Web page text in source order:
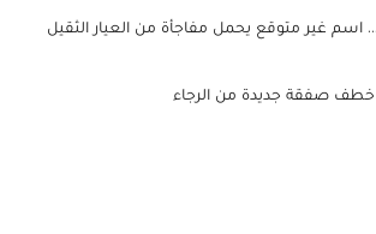
اسم غير متوقع يحمل مفاجأة من العيار الثقيل
خطف صفقة جديدة من الرجاء